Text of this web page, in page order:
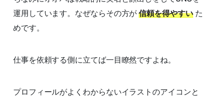
運用しています。なぜならその方が信頼を得やすいた
めです。
仕事を依頼する側に立てば一目瞭然ですよね。
プロフィールがよくわからないイラストのアイコンと